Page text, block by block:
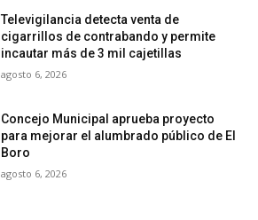
Televigilancia detecta venta de
cigarrillos de contrabando y permite
incautar más de 3 mil cajetillas
agosto 6, 2026
Concejo Municipal aprueba proyecto
para mejorar el alumbrado público de El
Boro
agosto 6, 2026